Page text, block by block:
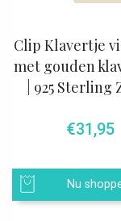
Clip Klavertje
met gouden
| 925 Sterling
€31,95
Nu